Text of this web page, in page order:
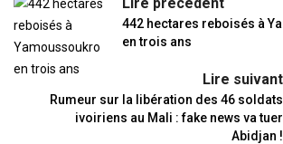
442 hectares reboisés à
en trois ans
Lire suivant
Rumeur sur la libération des 46 soldats
ivoiriens au Mali : fake news va tuer
Abidjan !